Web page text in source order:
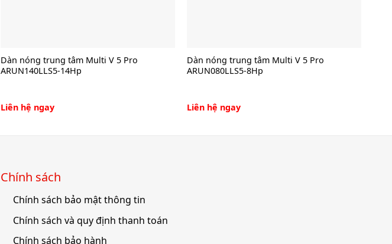
Dàn nóng trung tâm Multi V 5 Pro
ARUN140LLS5-14Hp
Liên hệ ngay
Dàn nóng trung tâm Multi V 5 Pro
ARUN080LLS5-8Hp
Liên hệ ngay
Chính sách
Chính sách bảo mật thông tin
Chính sách và quy định thanh toán
Chính sách bảo hành